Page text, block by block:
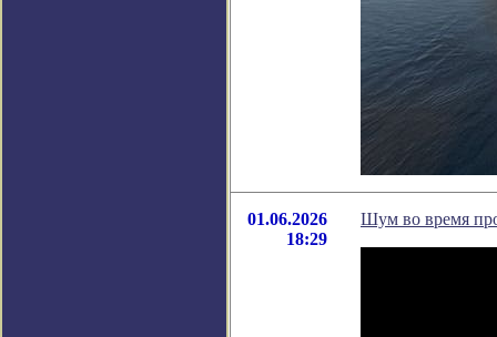
01.06.2026
18:29
Шум во время